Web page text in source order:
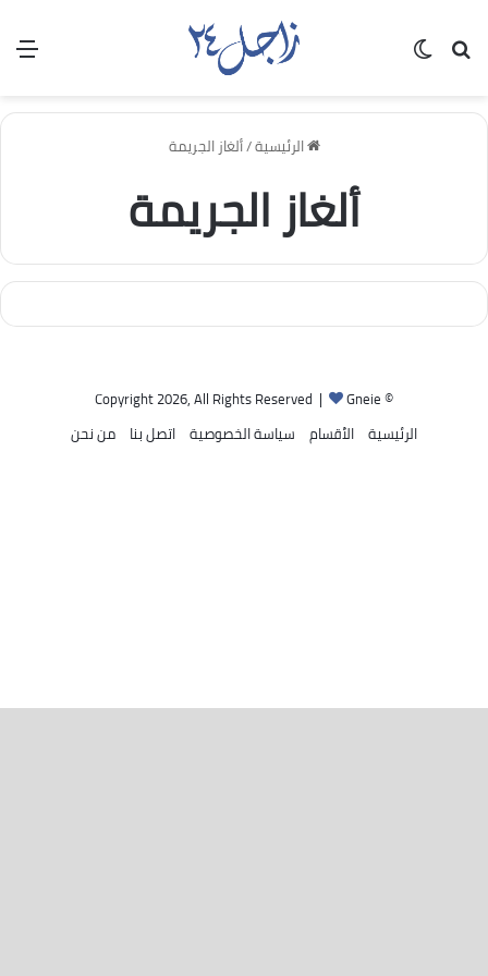
بحث عن
الرئيسية/ألغاز الجريمة
ألغاز الجريمة
© Copyright 2026, All Rights Reserved |
Gneie
الرئيسية الأقسام سياسة الخصوصية اتصل بنا من نحن